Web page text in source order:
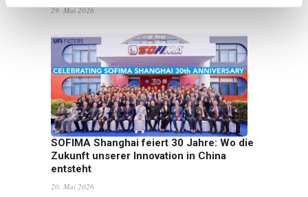
29. Mai 2026
SOFIMA Shanghai feiert 30 Jahre: Wo die
Zukunft unserer Innovation in China
entsteht
20. Mai 2026